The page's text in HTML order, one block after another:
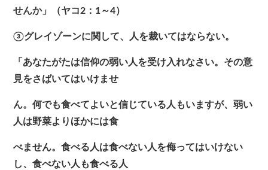
せんか」（ヤコ2：1～4）
③グレイゾーンに関して、人を裁いてはならない。
「あなたがたは信仰の弱い人を受け入れなさい。その意
見をさばいてはいけませ
ん。何でも食べてよいと信じている人もいますが、弱い
人は野菜よりほかには食
べません。食べる人は食べない人を侮ってはいけない
し、食べない人も食べる人